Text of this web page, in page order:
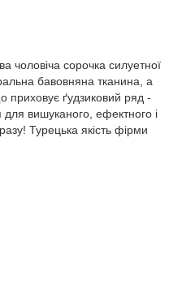
чоловіча сорочка силуетної
бавовняна тканина, а
приховує ґудзиковий ряд -
для вишуканого, ефектного і
Турецька якість фірми